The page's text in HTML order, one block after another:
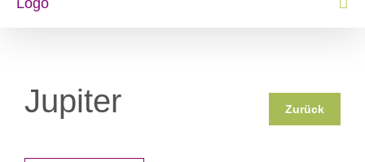
Jupiter Zurück